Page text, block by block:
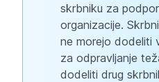
skrbniku za
organizacije.
ne morejo dodeliti
za odpravljanje
dodeliti drug